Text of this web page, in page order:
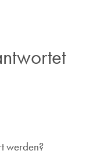
werden?